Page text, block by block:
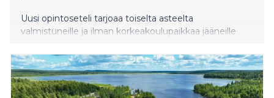
Uusi opintoseteli tarjoaa toiselta asteelta
valmistuneille ja ilman korkeakoulupaikkaa jääneille
avoimia korkeakouluopintoja täysin maksutta.
Opintoseteli otetaan valtakunnallisesti käyttöön
huomenna 5.8.2026.